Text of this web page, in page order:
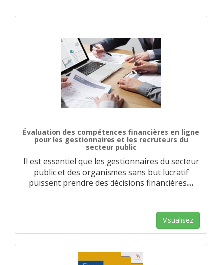
Évaluation des compétences financières en ligne
pour les gestionnaires et les recruteurs du
secteur public
Il est essentiel que les gestionnaires du secteur
public et des organismes sans but lucratif
puissent prendre des décisions financières…
Visualisez